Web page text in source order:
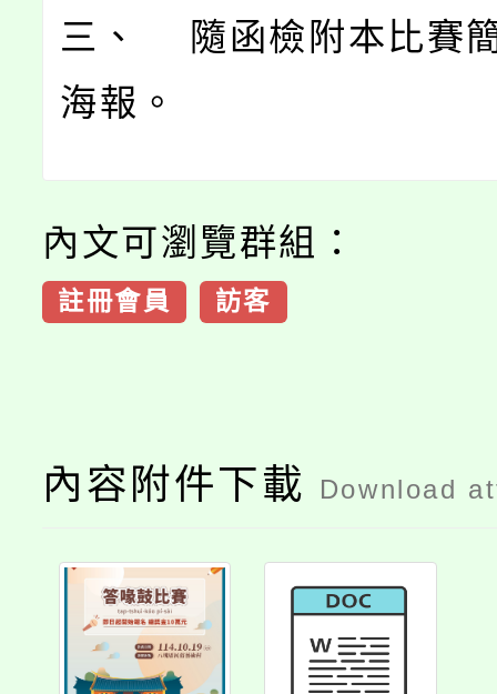
三、 隨函檢附本比賽
海報。
內文可瀏覽群組：
註冊會員 訪客
內容附件下載 Download